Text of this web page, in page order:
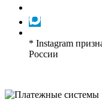
* Instagram
России